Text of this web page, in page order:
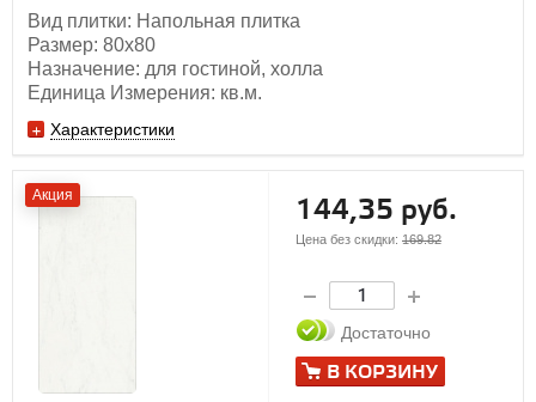
Вид плитки: Напольная плитка
Размер: 80х80
Назначение: для гостиной, холла
Единица Измерения: кв.м.
Характеристики
Акция 144,35 руб.
Цена без скидки: 169.82
Достаточно
В КОРЗИНУ